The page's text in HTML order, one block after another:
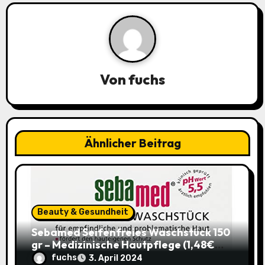
g
t
n
Vonfuchs
Ähnlicher Beitrag
Beauty & Gesundheit
Sebamed Seifenfreies Waschstück 150
gr – Medizinische Hautpflege (1,48€
statt 1,99€)
fuchs 3. April 2024